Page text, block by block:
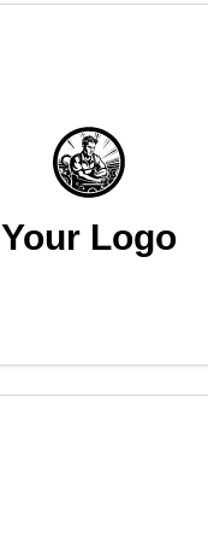
Your Logo